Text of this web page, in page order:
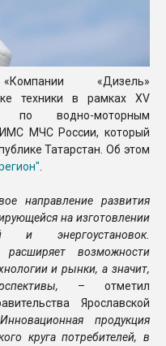
«Дизель»
техники в рамках XV
по водно-моторным
МЧС России, который
Татарстан. Об этом
направление развития
на изготовлении
и энергоустановок.
расширяет возможности
и рынки, а значит,
– отметил
Ярославской
Инновационная продукция
круга потребителей, в